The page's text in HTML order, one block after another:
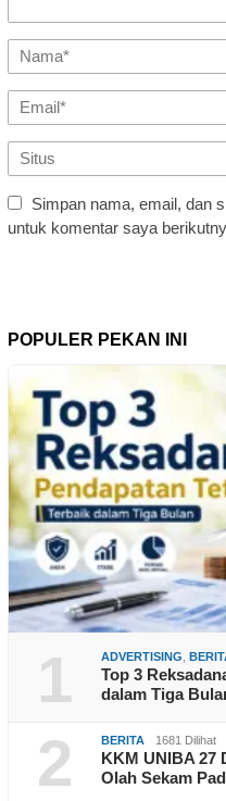
Simpan nama, email, dan
untuk komentar saya
POPULER PEKAN INI
1 ADVERTISING
Top 3
dalam Tiga
2 BERITA 1681 Dilihat
KKM UNIBA 27
Olah Sekam